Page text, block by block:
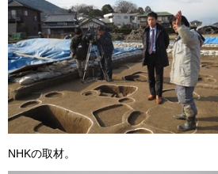
NHKの取材。